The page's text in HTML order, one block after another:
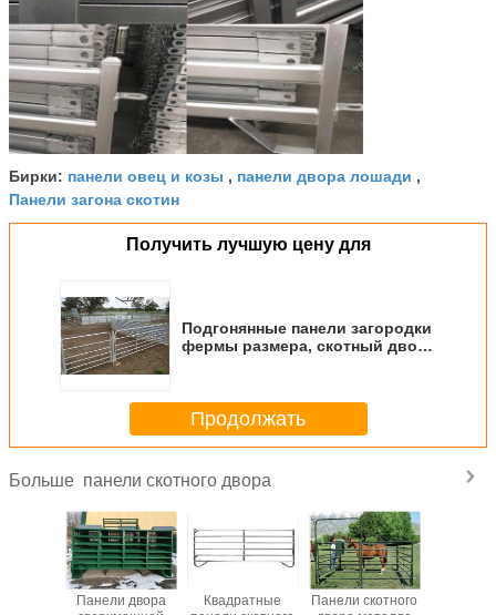
Бирки: панели овец и козы , панели двора лошади ,
Панели загона скотин
Получить лучшую цену для
Подгонянные панели загородки
фермы размера, скотный двор
гальванизированное
Продолжать
Больше панели скотного двора
Панели двора
Квадратные
Панели скотного